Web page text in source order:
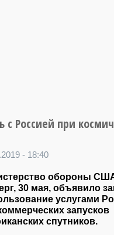
с Россией при
- 18:40
обороны
30 мая, объявило
услугами
запусков
спутников.